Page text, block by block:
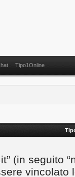
Tipo1Online
(in seguito